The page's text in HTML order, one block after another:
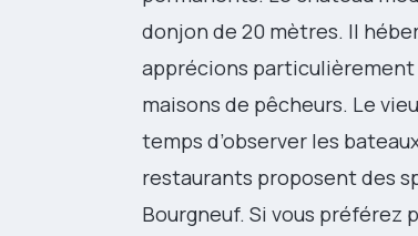
donjon de 20 mètres. Il
apprécions particulièrement
maisons de pêcheurs. Le
temps d’observer les
restaurants proposent des
Bourgneuf. Si vous préférez